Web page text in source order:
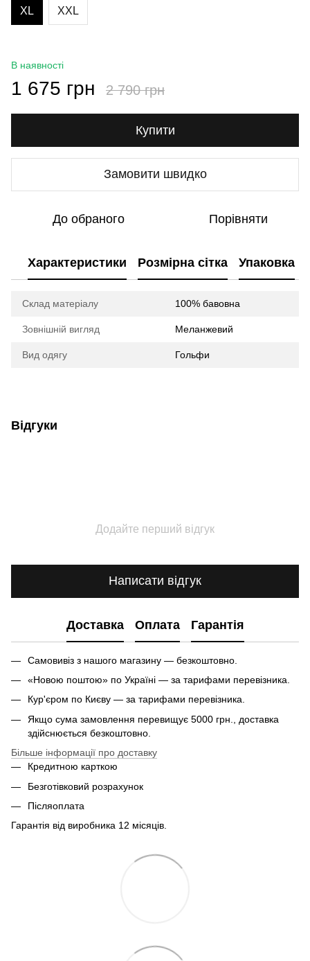
XL XXL
В наявності
1 675 грн 2 790 грн
Купити
Замовити швидко
До обраного Порівняти
Характеристики Розмірна сітка Упаковка
Склад матеріалу 100% бавовна
Зовнішній вигляд Меланжевий
Вид одягу Гольфи
Відгуки
Додайте перший відгук
Написати відгук
Доставка Оплата Гарантія
Самовивіз з нашого магазину — безкоштовно.
«Новою поштою» по Україні — за тарифами перевізника.
Кур'єром по Києву — за тарифами перевізника.
Якщо сума замовлення перевищує 5000 грн., доставка
здійснюється безкоштовно.
Більше інформації про доставку
Кредитною карткою
Безготівковий розрахунок
Післяоплата
Гарантія від виробника 12 місяців.